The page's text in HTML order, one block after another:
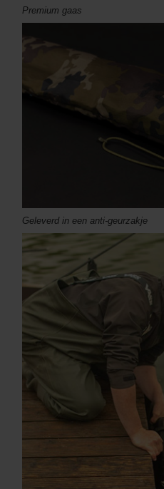
Premium gaas
Geleverd in een anti-geurzakje